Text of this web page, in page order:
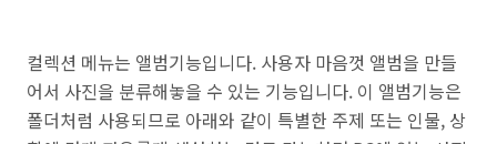
컬렉션 메뉴는 앨범기능입니다. 사용자 마음껏 앨범을 만들
어서 사진을 분류해놓을 수 있는 기능입니다. 이 앨범기능은
폴더처럼 사용되므로 아래와 같이 특별한 주제 또는 인물, 상